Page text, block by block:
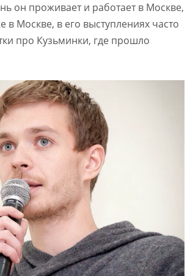
он проживает и работает в Москве,
в Москве, в его выступлениях часто
про Кузьминки, где прошло